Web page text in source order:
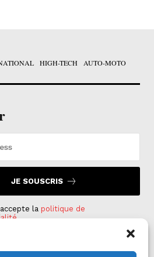
HIGH-TECH AUTO-MOTO
JE SOUSCRIS
la politique de
.